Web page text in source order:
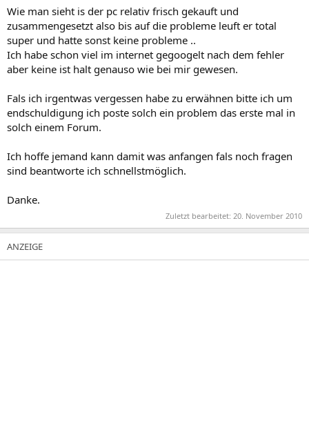
Wie man sieht is der pc relativ frisch gekauft und
zusammengesetzt also bis auf die probleme leuft er total
super und hatte sonst keine probleme ..
Ich habe schon viel im internet gegoogelt nach dem fehler
aber keine ist halt genauso wie bei mir gewesen.
Fals ich irgentwas vergessen habe zu erwähnen bitte ich um
endschuldigung ich poste solch ein problem das erste mal in
solch einem Forum.
Ich hoffe jemand kann damit was anfangen fals noch fragen
sind beantworte ich schnellstmöglich.
Danke.
Zuletzt bearbeitet: 20. November 2010